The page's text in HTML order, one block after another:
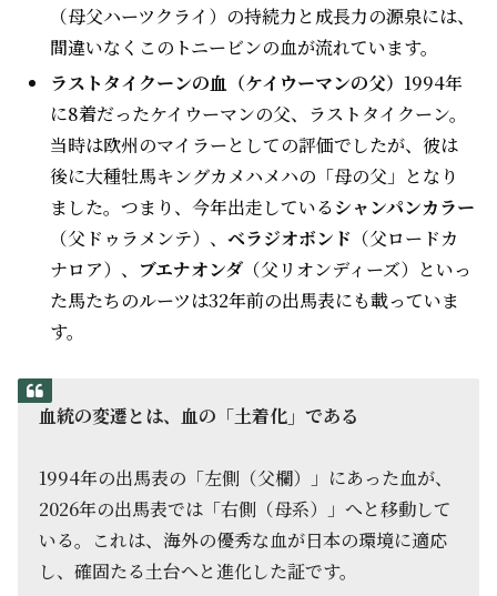
（母父ハーツクライ）の持続力と成長力の源泉には、
間違いなくこのトニービンの血が流れています。
ラストタイクーンの血（ケイウーマンの父）1994年
に8着だったケイウーマンの父、ラストタイクーン。
当時は欧州のマイラーとしての評価でしたが、彼は
後に大種牡馬キングカメハメハの「母の父」となり
ました。つまり、今年出走しているシャンパンカラー
（父ドゥラメンテ）、ベラジオボンド （父ロードカ
ナロア）、 ブエナオンダ （父リオンディーズ）といっ
た馬たちのルーツは32年前の出馬表にも載っていま
す。
血統の変遷とは、血の「土着化」である
1994年の出馬表の「左側（父欄）」にあった血が、
2026年の出馬表では「右側（母系）」へと移動して
いる。これは、海外の優秀な血が日本の環境に適応
し、確固たる土台へと進化した証です。